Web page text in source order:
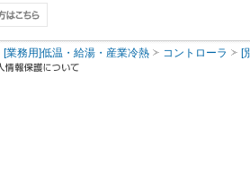
[業務用]低温・給湯・産業冷熱 コントローラ [